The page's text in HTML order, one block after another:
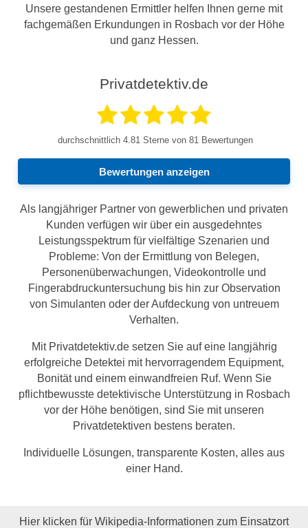
Unsere gestandenen Ermittler helfen Ihnen gerne mit
fachgemäßen Erkundungen in Rosbach vor der Höhe
und ganz Hessen.
Privatdetektiv.de
durchschnittlich 4.81 Sterne von 81 Bewertungen
Bewertungen anzeigen
Als langjähriger Partner von gewerblichen und privaten
Kunden verfügen wir über ein ausgedehntes
Leistungsspektrum für vielfältige Szenarien und
Probleme: Von der Ermittlung von Belegen,
Personenüberwachungen, Videokontrolle und
Fingerabdruckuntersuchung bis hin zur Observation
von Simulanten oder der Aufdeckung von untreuem
Verhalten.
Mit Privatdetektiv.de setzen Sie auf eine langjährig
erfolgreiche Detektei mit hervorragendem Equipment,
Bonität und einem einwandfreien Ruf. Wenn Sie
pflichtbewusste detektivische Unterstützung in Rosbach
vor der Höhe benötigen, sind Sie mit unseren
Privatdetektiven bestens beraten.
Individuelle Lösungen, transparente Kosten, alles aus
einer Hand.
Hier klicken für Wikipedia-Informationen zum Einsatzort